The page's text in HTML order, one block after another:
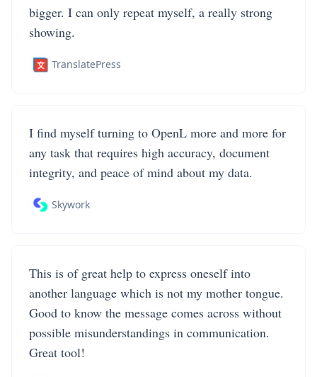
bigger. I can only repeat myself, a really strong
showing.
TranslatePress
I find myself turning to OpenL more and more for
any task that requires high accuracy, document
integrity, and peace of mind about my data.
Skywork
This is of great help to express oneself into
another language which is not my mother tongue.
Good to know the message comes across without
possible misunderstandings in communication.
Great tool!